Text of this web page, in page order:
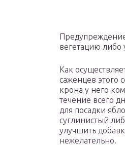
вегетацию либо
Как
саженцев этого
крона у него
течение всего
для посадки
суглинистый
улучшить
нежелательно.